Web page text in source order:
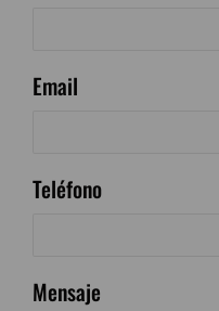
Email
Teléfono
Mensaje